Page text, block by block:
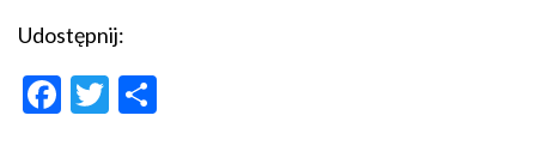
Udostępnij:
Facebook
Twitter